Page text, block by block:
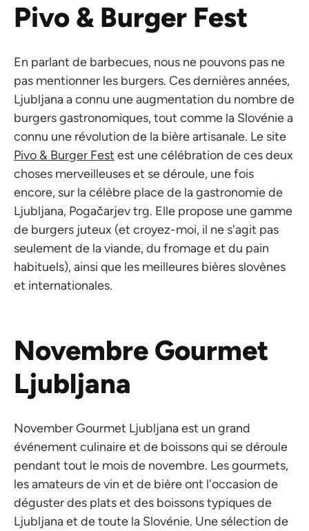
Pivo & Burger Fest
En parlant de barbecues, nous ne pouvons pas ne
pas mentionner les burgers. Ces dernières années,
Ljubljana a connu une augmentation du nombre de
burgers gastronomiques, tout comme la Slovénie a
connu une révolution de la bière artisanale. Le site
Pivo & Burger Fest est une célébration de ces deux
choses merveilleuses et se déroule, une fois
encore, sur la célèbre place de la gastronomie de
Ljubljana, Pogačarjev trg. Elle propose une gamme
de burgers juteux (et croyez-moi, il ne s'agit pas
seulement de la viande, du fromage et du pain
habituels), ainsi que les meilleures bières slovènes
et internationales.
Novembre Gourmet
Ljubljana
November Gourmet Ljubljana est un grand
événement culinaire et de boissons qui se déroule
pendant tout le mois de novembre. Les gourmets,
les amateurs de vin et de bière ont l'occasion de
déguster des plats et des boissons typiques de
Ljubljana et de toute la Slovénie. Une sélection de